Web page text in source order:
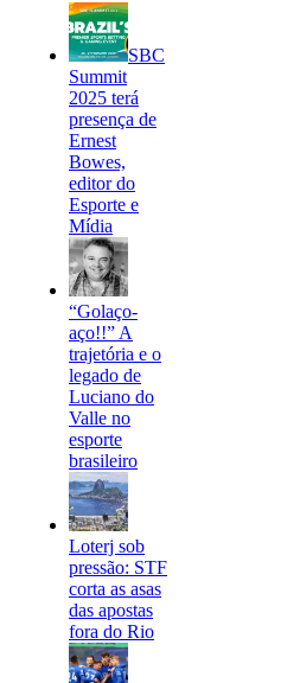
SBC
Summit
2025 terá
presença de
Ernest
Bowes,
editor do
Esporte e
Mídia
“Golaço-
aço!!” A
trajetória e o
legado de
Luciano do
Valle no
esporte
brasileiro
Loterj sob
pressão: STF
corta as asas
das apostas
fora do Rio